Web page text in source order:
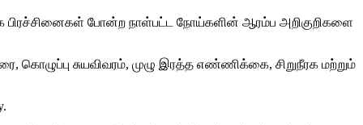
பிரச்சினைகள் போன்ற நாள்பட்ட நோய்களின் ஆரம்ப அறிகுறிகளை
சுயவிவரம், முழு இரத்த எண்ணிக்கை, சிறுநீரக மற்றும்